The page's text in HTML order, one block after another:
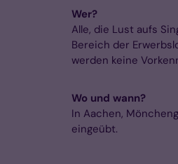
Wer?
Alle, die Lust aufs
Bereich der
werden keine
Wo und wann?
In Aachen,
eingeübt.